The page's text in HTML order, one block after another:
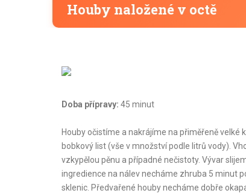
Houby naložené v octě
Doba přípravy: 45 minut
Houby očistíme a nakrájíme na přiměřeně velké
bobkový list (vše v množství podle litrů vody).
vzkypělou pěnu a případné nečistoty. Vývar
ingredience na nálev necháme zhruba 5 minut
sklenic. Předvařené houby necháme dobře